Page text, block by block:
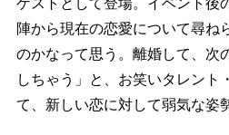
ゲストとして登場。イベント後
陣から現在の恋愛について尋ね
のかなって思う。離婚して、次
しちゃう」と、お笑いタレント・
て、新しい恋に対して弱気な姿